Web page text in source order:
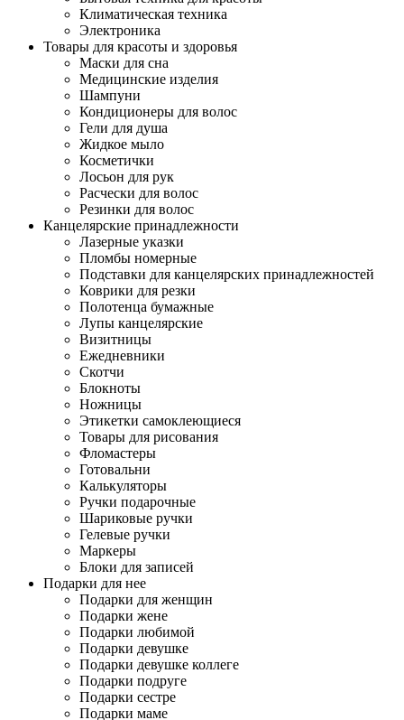
Климатическая техника
Электроника
Товары для красоты и здоровья
Маски для сна
Медицинские изделия
Шампуни
Кондиционеры для волос
Гели для душа
Жидкое мыло
Косметички
Лосьон для рук
Расчески для волос
Резинки для волос
Канцелярские принадлежности
Лазерные указки
Пломбы номерные
Подставки для канцелярских принадлежностей
Коврики для резки
Полотенца бумажные
Лупы канцелярские
Визитницы
Ежедневники
Скотчи
Блокноты
Ножницы
Этикетки самоклеющиеся
Товары для рисования
Фломастеры
Готовальни
Калькуляторы
Ручки подарочные
Шариковые ручки
Гелевые ручки
Маркеры
Блоки для записей
Подарки для нее
Подарки для женщин
Подарки жене
Подарки любимой
Подарки девушке
Подарки девушке коллеге
Подарки подруге
Подарки сестре
Подарки маме